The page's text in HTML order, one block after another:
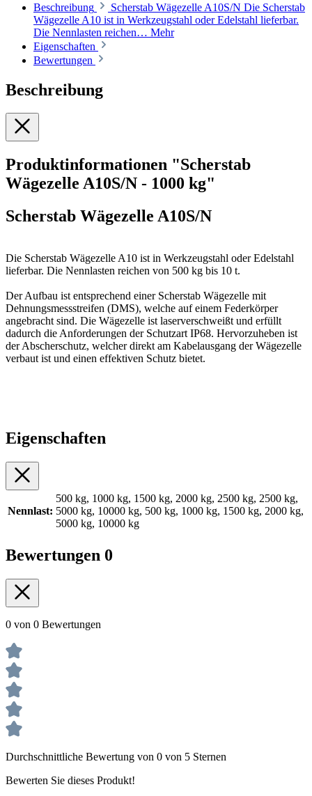
Beschreibung
Scherstab Wägezelle A10S/N Die Scherstab
Wägezelle A10 ist in Werkzeugstahl oder Edelstahl lieferbar.
Die Nennlasten reichen… Mehr
Eigenschaften
Bewertungen
Beschreibung
Produktinformationen "Scherstab
Wägezelle A10S/N - 1000 kg"
Scherstab Wägezelle A10S/N
Die Scherstab Wägezelle A10 ist in Werkzeugstahl oder Edelstahl
lieferbar. Die Nennlasten reichen von 500 kg bis 10 t.
Der Aufbau ist entsprechend einer Scherstab Wägezelle mit
Dehnungsmessstreifen (DMS), welche auf einem Federkörper
angebracht sind. Die Wägezelle ist laserverschweißt und erfüllt
dadurch die Anforderungen der Schutzart IP68. Hervorzuheben ist
der Abscherschutz, welcher direkt am Kabelausgang der Wägezelle
verbaut ist und einen effektiven Schutz bietet.
Eigenschaften
Nennlast:
500 kg, 1000 kg, 1500 kg, 2000 kg, 2500 kg, 2500 kg,
5000 kg, 10000 kg, 500 kg, 1000 kg, 1500 kg, 2000 kg,
5000 kg, 10000 kg
Bewertungen 0
0 von 0 Bewertungen
Durchschnittliche Bewertung von 0 von 5 Sternen
Bewerten Sie dieses Produkt!